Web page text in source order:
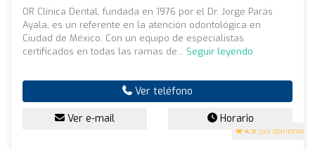
4.9 (85 opiniones)
OR Clínica Dental, fundada en 1976 por el Dr. Jorge Parás
Ayala, es un referente en la atención odontológica en
Ciudad de México. Con un equipo de especialistas
certificados en todas las ramas de... Seguir leyendo
Ver teléfono
Ver e-mail Horario